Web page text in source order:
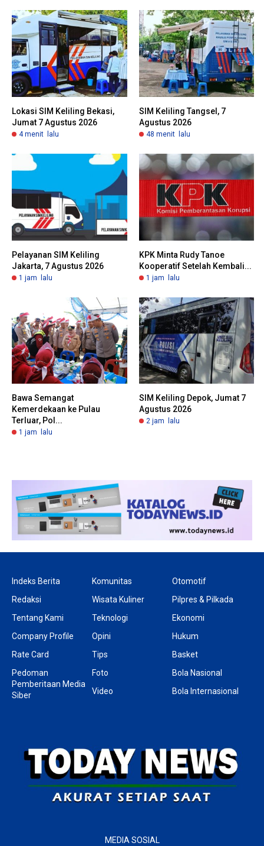
Lokasi SIM Keliling Bekasi,
Jumat 7 Agustus 2026
4 menit lalu
SIM Keliling Tangsel, 7
Agustus 2026
48 menit lalu
Pelayanan SIM Keliling
Jakarta, 7 Agustus 2026
1 jam lalu
KPK Minta Rudy Tanoe
Kooperatif Setelah Kembali...
1 jam lalu
Bawa Semangat
Kemerdekaan ke Pulau
Terluar, Pol...
1 jam lalu
SIM Keliling Depok, Jumat 7
Agustus 2026
2 jam lalu
Indeks Berita
Redaksi
Tentang Kami
Company Profile
Rate Card
Pedoman
Pemberitaan Media
Siber
Komunitas
Wisata Kuliner
Teknologi
Opini
Tips
Foto
Video
Otomotif
Pilpres & Pilkada
Ekonomi
Hukum
Basket
Bola Nasional
Bola Internasional
MEDIA SOSIAL